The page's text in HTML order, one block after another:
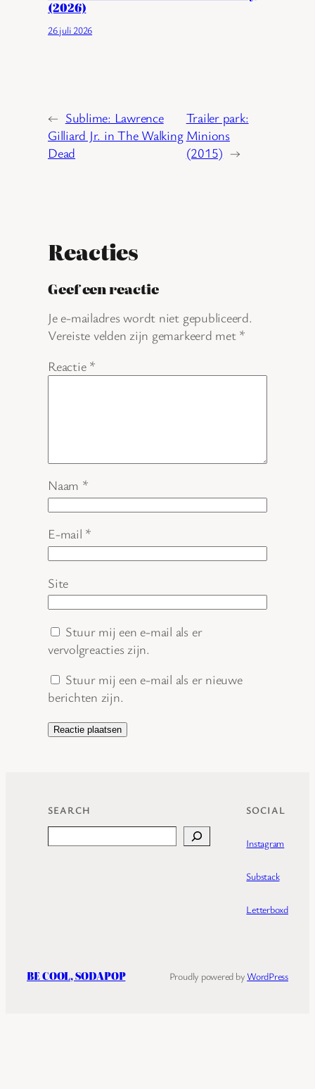
(2026)
26 juli 2026
← Sublime: Lawrence
Gilliard Jr. in The Walking
Dead
Trailer park:
Minions
(2015) →
Reacties
Geef een reactie
Je e-mailadres wordt niet gepubliceerd.
Vereiste velden zijn gemarkeerd met *
Reactie *
Naam *
E-mail *
Site
Stuur mij een e-mail als er
vervolgreacties zijn.
Stuur mij een e-mail als er nieuwe
berichten zijn.
SEARCH SOCIAL
Instagram
Substack
Letterboxd
BE COOL, SODAPOP Proudly powered byWordPress